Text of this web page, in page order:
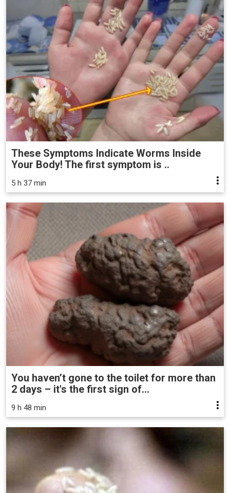
These Symptoms Indicate Worms Inside
Your Body! The first symptom is ..
5 h 37 min
You haven’t gone to the toilet for more than
2 days – it's the first sign of...
9 h 48 min